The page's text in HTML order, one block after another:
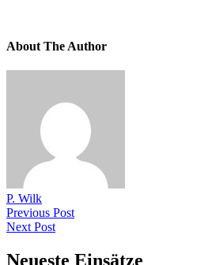
About The Author
P. Wilk
Previous Post
Next Post
Neueste Einsätze